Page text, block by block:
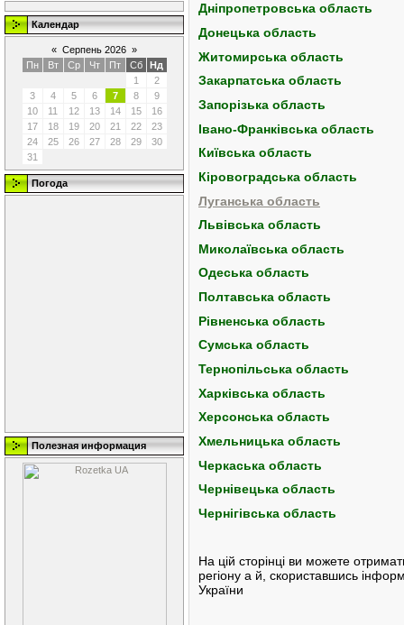
Календар
« Серпень 2026 »
Пн
Вт Ср Чт Пт Сб
Нд
1
2
3
4 5 6 7 8
9
10
11 12 13 14 15
16
17
18 19 20 21 22
23
24
25 26 27 28 29
30
31
Погода
Полезная информация
Дніпропетровська область
Донецька область
Житомирська область
Закарпатська область
Запорізька область
Івано-Франківська область
Київська область
Кіровоградська область
Луганська область
Львівська область
Миколаївська область
Одеська область
Полтавська область
Рівненська область
Сумська область
Тернопільська область
Харківська область
Херсонська область
Хмельницька область
Черкаська область
Чернівецька область
Чернігівська область
На цій сторінці ви можете
регіону а й, скориставшись
України